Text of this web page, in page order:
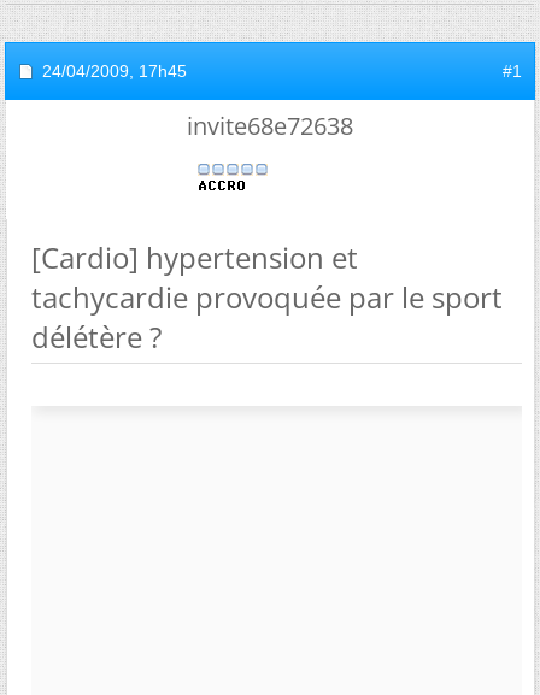
24/04/2009, 17h45 #1
invite68e72638
[Cardio] hypertension et
tachycardie provoquée par le sport
délétère ?